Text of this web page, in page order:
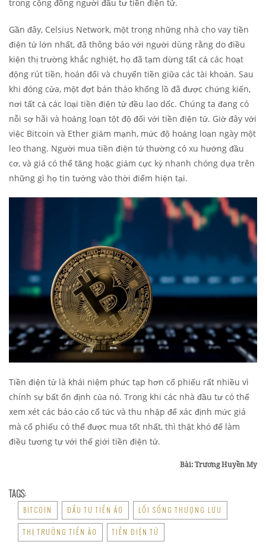
trong cộng đồng người đầu tư tiền điện tử.
Gần đây, Celsius Network, một trong những nhà cho vay tiền
điện tử lớn nhất, đã thông báo với người dùng rằng do điều
kiện thị trường khắc nghiệt, họ đã tạm dừng tất cả các hoạt
động rút tiền, hoán đổi và chuyển tiền giữa các tài khoản. Sau
khi đóng cửa, một đợt bán tháo khổng lồ đã được chứng kiến,
nơi tất cả các loại tiền điện tử đều lao dốc. Chúng ta đang có
nỗi sợ hãi và hoảng loạn tột độ đối với tiền điện tử. Giờ đây với
việc Bitcoin và Ether giảm mạnh, mức độ hoảng loạn ngày một
leo thang. Người mua tiền điện tử thường có xu hướng đầu
cơ, và giá có thể tăng hoặc giảm cực kỳ nhanh chóng dựa trên
những gì họ tin tưởng vào thời điểm hiện tại.
Tiền điện tử là khái niệm phức tạp hơn cổ phiếu rất nhiều vì
chính sự bất ổn định của nó. Trong khi các nhà đầu tư có thể
xem xét các báo cáo cổ tức và thu nhập để xác định mức giá
mà cổ phiếu có thể được mua tốt nhất, thì thật khó để làm
điều tương tự với thế giới tiền điện tử.
Bài: Trương Huyền My
TAGS:
BITCOIN ĐẦU TƯ TIỀN ẢO LỐI SỐNG THƯỢNG LƯU
THỊ TRƯỜNG TIỀN ẢO TIỀN ĐIỆN TỬ